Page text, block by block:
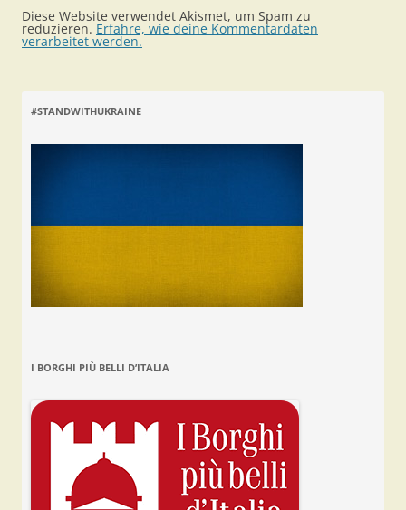
Diese Website verwendet Akismet, um Spam zu
reduzieren. Erfahre, wie deine Kommentardaten
verarbeitet werden.
#STANDWITHUKRAINE
I BORGHI PIÙ BELLI D’ITALIA